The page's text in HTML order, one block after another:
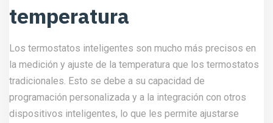
temperatura
Los termostatos inteligentes son mucho más precisos en
la medición y ajuste de la temperatura que los termostatos
tradicionales. Esto se debe a su capacidad de
programación personalizada y a la integración con otros
dispositivos inteligentes, lo que les permite ajustarse